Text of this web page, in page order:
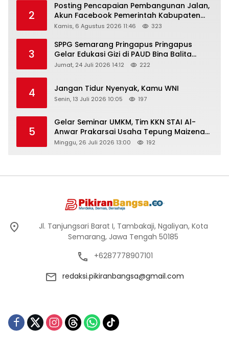
2
Posting Pencapaian Pembangunan Jalan,
Akun Facebook Pemerintah Kabupaten
Rembang “Dirujak” Warganet
Kamis, 6 Agustus 2026 11:46 323
3
SPPG Semarang Pringapus Pringapus
Gelar Edukasi Gizi di PAUD Bina Balita
Peringati Hari Anak Nasional 2026
Jumat, 24 Juli 2026 14:12 222
4 Jangan Tidur Nyenyak, Kamu WNI
Senin, 13 Juli 2026 10:05 197
5
Gelar Seminar UMKM, Tim KKN STAI Al-
Anwar Prakarsai Usaha Tepung Maizena
di Logung
Minggu, 26 Juli 2026 13:00 192
Jl. Tanjungsari Barat I, Tambakaji, Ngaliyan, Kota
Semarang, Jawa Tengah 50185
+6287778907101
redaksi.pikiranbangsa@gmail.com